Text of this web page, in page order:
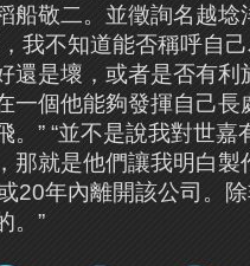
船敬二。 並徵詢名越埝
我不知道能否稱呼自己
還是壞，或者是否有利
一個他能夠發揮自己長
。” “並不是說我對世嘉
那就是他們讓我明白製
20年內離開該公司。
。”